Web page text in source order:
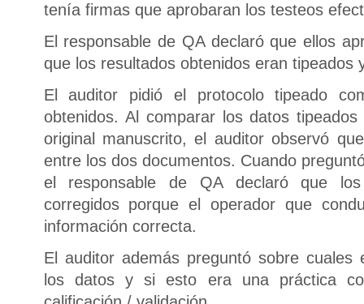
tenía firmas que aprobaran los testeos
El responsable de QA declaró que ellos
que los resultados obtenidos eran tipeados
El auditor pidió el protocolo tipeado
obtenidos. Al comparar los datos
original manuscrito, el auditor observó
entre los dos documentos. Cuando
el responsable de QA declaró que
corregidos porque el operador que
información correcta.
El auditor además preguntó sobre cuales
los datos y si esto era una práctica